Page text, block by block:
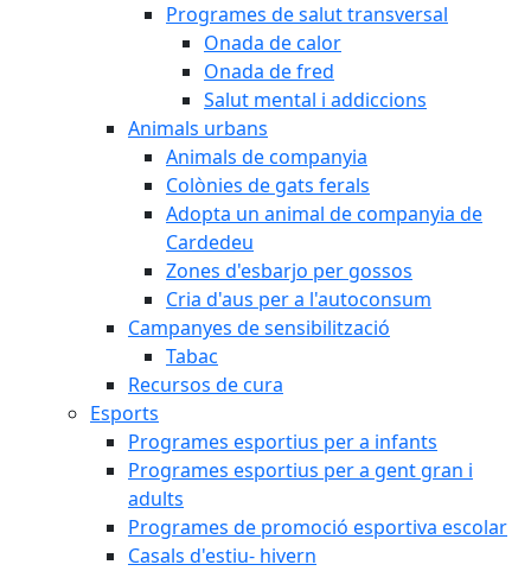
Programes de salut transversal
Onada de calor
Onada de fred
Salut mental i addiccions
Animals urbans
Animals de companyia
Colònies de gats ferals
Adopta un animal de companyia de
Cardedeu
Zones d'esbarjo per gossos
Cria d'aus per a l'autoconsum
Campanyes de sensibilització
Tabac
Recursos de cura
Esports
Programes esportius per a infants
Programes esportius per a gent gran i
adults
Programes de promoció esportiva escolar
Casals d'estiu- hivern